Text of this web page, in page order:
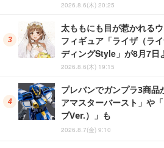
2026.8.6(木) 20:25
太ももにも目が惹かれる
フィギュア「ライザ（ラ
ディングStyle」が8月7日
2026.8.6(木) 19:15
プレバンでガンプラ3商
アマスターバースト」や
ブVer.）」も
2026.8.7(金) 9:10